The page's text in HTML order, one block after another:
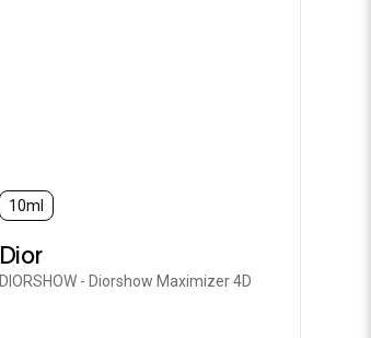
10ml
Dior
DIORSHOW - Diorshow Maximizer 4D